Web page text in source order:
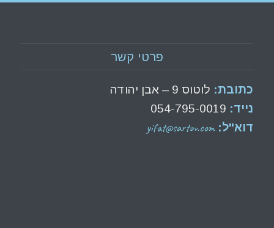
פרטי קשר
כתובת: לוטוס 9 – אבן יהודה
נייד: 054-795-0019
דוא"ל:yifat@sartov.com